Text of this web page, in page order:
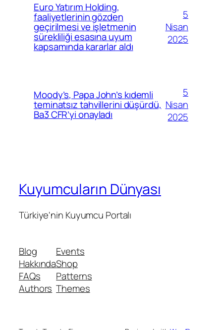
Euro Yatırım Holding,
faaliyetlerinin gözden
geçirilmesi ve işletmenin
sürekliliği esasına uyum
kapsamında kararlar aldı
5
Nisan
2025
Moody’s, Papa John’s kıdemli
teminatsız tahvillerini düşürdü,
Ba3 CFR’yi onayladı
5
Nisan
2025
Kuyumcuların Dünyası
Türkiye'nin Kuyumcu Portalı
Blog
Hakkında
FAQs
Authors
Events
Shop
Patterns
Themes